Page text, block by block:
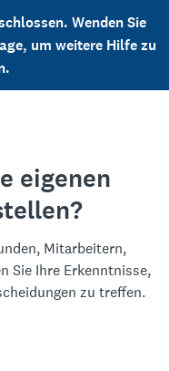
Wenden Sie
um weitere Hilfe zu
eigenen
Mitarbeitern,
Sie Ihre Erkenntnisse,
zu treffen.